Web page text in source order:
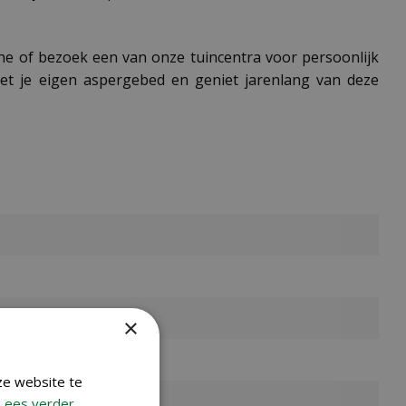
of bezoek een van onze tuincentra voor persoonlijk
je eigen aspergebed en geniet jarenlang van deze
×
website te